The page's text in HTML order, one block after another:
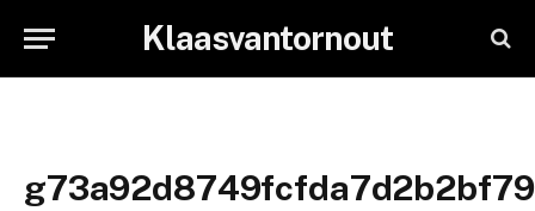
Klaasvantornout